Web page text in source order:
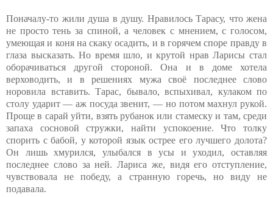
Поначалу-то жили душа в душу. Нравилось Тарасу, что жена
не просто тень за спиной, а человек с мнением, с голосом,
умеющая и коня на скаку осадить, и в горячем споре правду в
глаза высказать. Но время шло, и крутой нрав Ларисы стал
оборачиваться другой стороной. Она и в доме хотела
верховодить, и в решениях мужа своё последнее слово
норовила вставить. Тарас, бывало, вспыхивал, кулаком по
столу ударит — аж посуда звенит, — но потом махнул рукой.
Проще в сарай уйти, взять рубанок или стамеску и там, среди
запаха сосновой стружки, найти успокоение. Что толку
спорить с бабой, у которой язык острее его лучшего долота?
Он лишь хмурился, улыбался в усы и уходил, оставляя
последнее слово за ней. Лариса же, видя его отступление,
чувствовала не победу, а странную горечь, но виду не
подавала.